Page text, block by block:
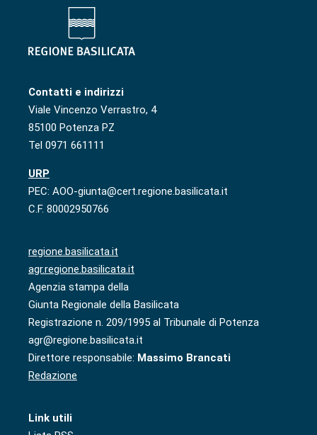
Contatti e indirizzi
Viale Vincenzo Verrastro, 4
85100 Potenza PZ
Tel 0971 661111
URP
PEC: AOO-giunta@cert.regione.basilicata.it
C.F. 80002950766
regione.basilicata.it
agr.regione.basilicata.it
Agenzia stampa della
Giunta Regionale della Basilicata
Registrazione n. 209/1995 al Tribunale di Potenza
agr@regione.basilicata.it
Direttore responsabile: Massimo Brancati
Redazione
Link utili